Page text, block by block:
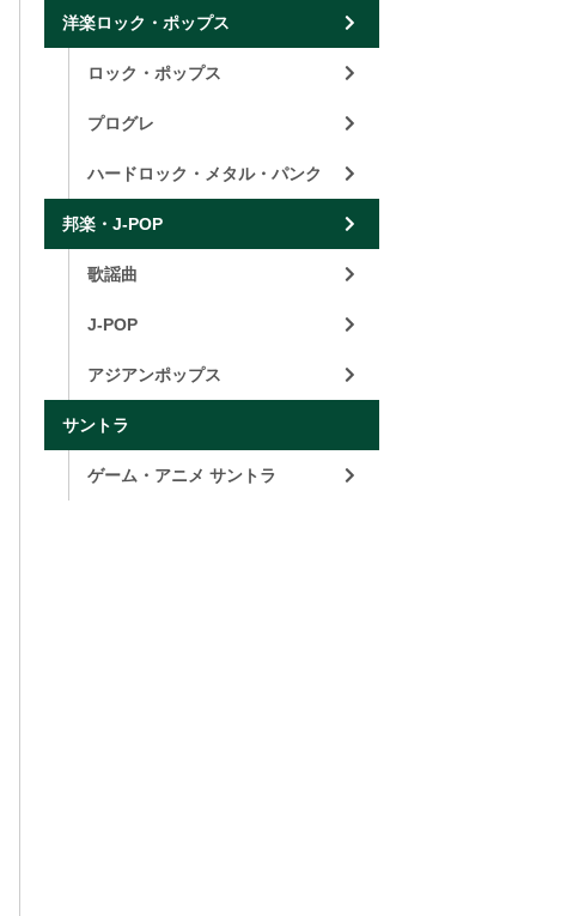
洋楽ロック・ポップス
ロック・ポップス
プログレ
ハードロック・メタル・パンク
邦楽・J-POP
歌謡曲
J-POP
アジアンポップス
サントラ
ゲーム・アニメ サントラ